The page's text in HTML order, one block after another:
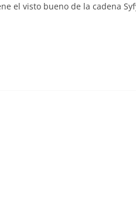
el visto bueno de la cadena